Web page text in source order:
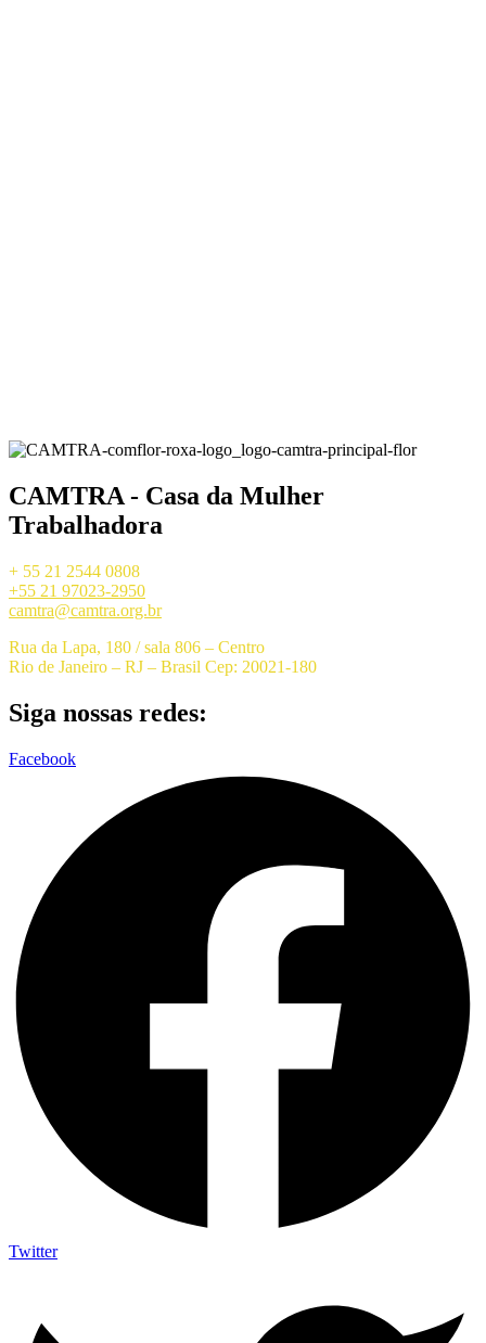
CAMTRA - Casa da Mulher
Trabalhadora
+ 55 21 2544 0808
+55 21 97023-2950
camtra@camtra.org.br
Rua da Lapa, 180 / sala 806 – Centro
Rio de Janeiro – RJ – Brasil Cep: 20021-180
Siga nossas redes:
Facebook
Twitter